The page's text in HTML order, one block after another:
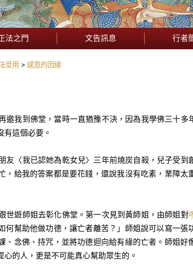
法之門 文告訊息 行者
受用 感恩的因緣
我到佛堂，當時一直猶豫不決，因為我學佛三十多
有這個必要。
〈我已認她為乾女兒〉三年前燒炭自殺，兒子受到
，給我的答案都是要花錢，還說我沒有吃素，業障
遊師姐去彰化佛堂。第一次見到黃師姐，由師姐對
何幫助他做功德，讓亡者離苦？」師姐說可以寫一
、念佛、持咒，並將功德迴向給有緣的亡者。師姐
的人，更是不可能真心幫助眾生的。